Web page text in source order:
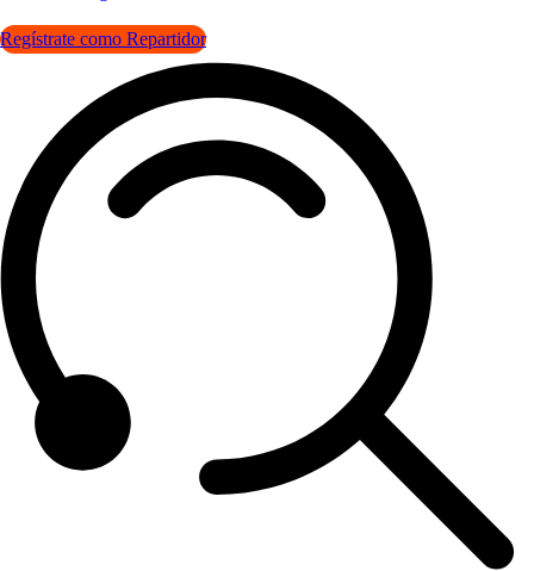
Regístrate como Repartidor